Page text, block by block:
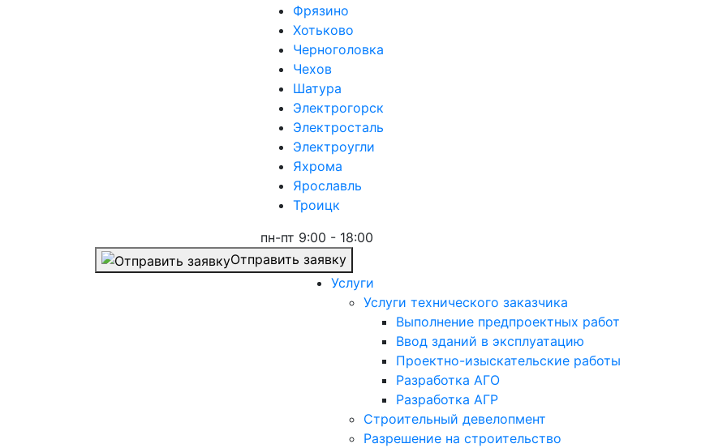
Фрязино
Хотьково
Черноголовка
Чехов
Шатура
Электрогорск
Электросталь
Электроугли
Яхрома
Ярославль
Троицк
пн-пт 9:00 - 18:00
Отправить заявку
Услуги
Услуги технического заказчика
Выполнение предпроектных работ
Ввод зданий в эксплуатацию
Проектно-изыскательские работы
Разработка АГО
Разработка АГР
Строительный девелопмент
Разрешение на строительство